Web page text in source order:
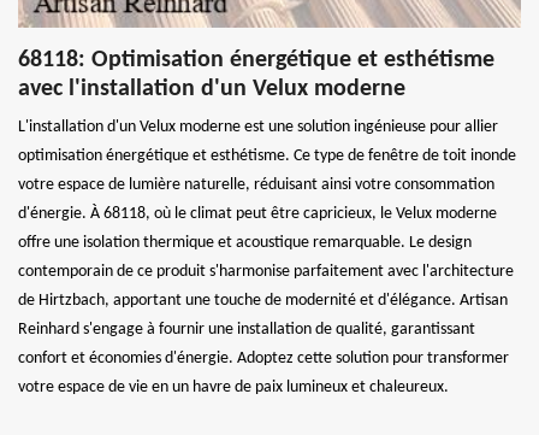
68118: Optimisation énergétique et esthétisme
avec l'installation d'un Velux moderne
L'installation d'un Velux moderne est une solution ingénieuse pour allier
optimisation énergétique et esthétisme. Ce type de fenêtre de toit inonde
votre espace de lumière naturelle, réduisant ainsi votre consommation
d'énergie. À 68118, où le climat peut être capricieux, le Velux moderne
offre une isolation thermique et acoustique remarquable. Le design
contemporain de ce produit s'harmonise parfaitement avec l'architecture
de Hirtzbach, apportant une touche de modernité et d'élégance. Artisan
Reinhard s'engage à fournir une installation de qualité, garantissant
confort et économies d'énergie. Adoptez cette solution pour transformer
votre espace de vie en un havre de paix lumineux et chaleureux.